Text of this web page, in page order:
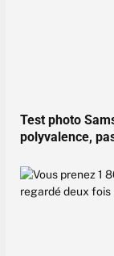
Test photo
polyvalence,